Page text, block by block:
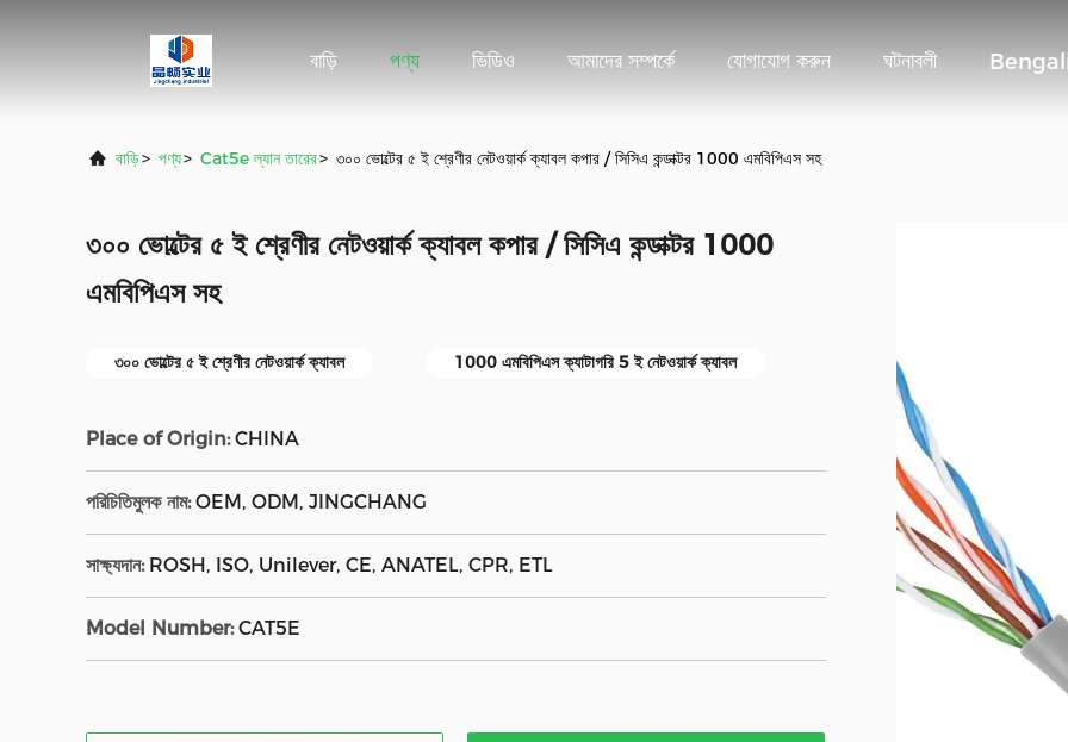
বাড়ি পণ্য ভিডিও আমাদের সম্পর্কে যোগাযোগ করুন ঘটনাবলী
বাড়ি> পণ্য> Cat5e ল্যান তারের> ৩০০ ভোল্টের ৫ ই শ্রেণীর নেটওয়ার্ক ক্যাবল কপার / সিসিএ কন্ডাক্টর 1000 এমবিপিএস সহ
৩০০ ভোল্টের ৫ ই শ্রেণীর নেটওয়ার্ক ক্যাবল কপার / সিসিএ কন্ডাক্টর 1000
এমবিপিএস সহ
৩০০ ভোল্টের ৫ ই শ্রেণীর নেটওয়ার্ক ক্যাবল 1000 এমবিপিএস ক্যাটাগরি 5 ই নেটওয়ার্ক ক্যাবল
Place of Origin: CHINA
পরিচিতিমুলক নাম: OEM, ODM, JINGCHANG
সাক্ষ্যদান: ROSH, ISO, Unilever, CE, ANATEL, CPR, ETL
Model Number: CAT5E